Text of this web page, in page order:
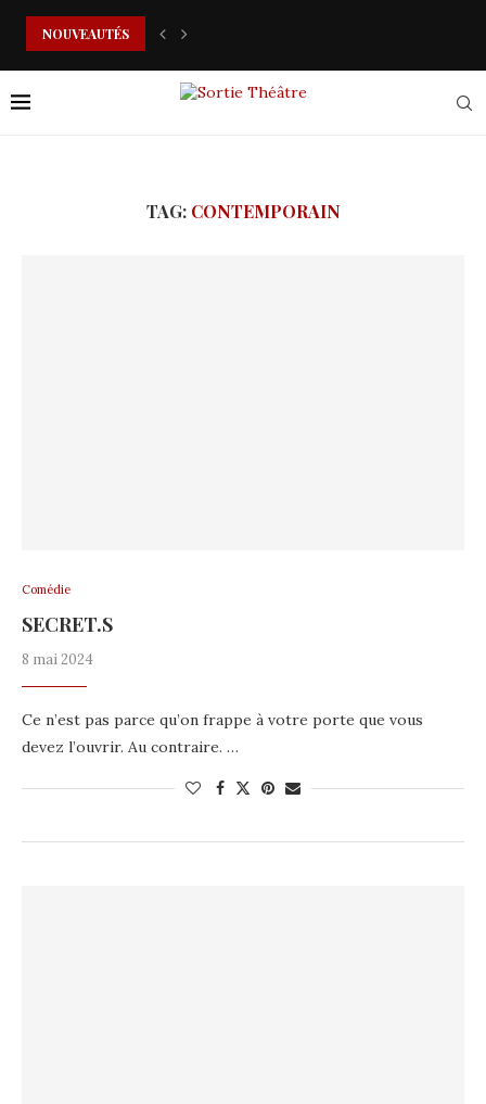
NOUVEAUTÉS
LE COUCHER ENCHANTÉ DE MINA
TAG: CONTEMPORAIN
Comédie
SECRET.S
8 mai 2024
Ce n’est pas parce qu’on frappe à votre porte que vous
devez l’ouvrir. Au contraire. …